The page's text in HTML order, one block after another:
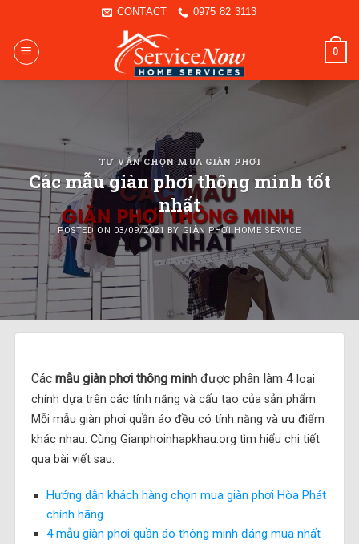
content
CONTACT 0975 82 3113
0
TƯ VẤN CHỌN MUA GIÀN PHƠI
Các mẫu giàn phơi thông minh tốt
nhất
POSTED ON 03/09/2021 BY GIÀN PHƠI HOME SERVICE
Các mẫu giàn phơi thông minhđược phân làm 4 loại
chính dựa trên các tính năng và cấu tạo của sản phẩm.
Mỗi mẫu giàn phơi quần áo đều có tính năng và ưu điểm
khác nhau. Cùng Gianphoinhapkhau.org tìm hiểu chi tiết
qua bài viết sau.
Hướng dẫn khách hàng chọn mua giàn phơi Hòa Phát
chính hãng
4 mẫu giàn phơi quần áo thông minh đáng mua nhất